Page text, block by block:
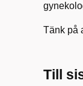
Tänk på
Till